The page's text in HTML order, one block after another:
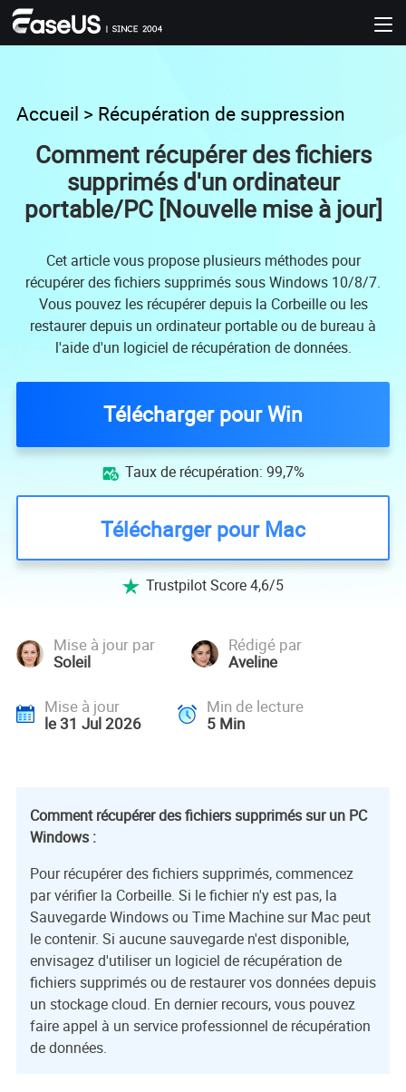
Accueil > Récupération de suppression
Comment récupérer des fichiers
supprimés d'un ordinateur
portable/PC [Nouvelle mise à jour]
Cet article vous propose plusieurs méthodes pour
récupérer des fichiers supprimés sous Windows 10/8/7.
Vous pouvez les récupérer depuis la Corbeille ou les
restaurer depuis un ordinateur portable ou de bureau à
l'aide d'un logiciel de récupération de données.
Télécharger pour Win
 Taux de récupération: 99,7%
Télécharger pour Mac
 Trustpilot Score 4,6/5
Mise à jour par
Soleil
Rédigé par
Aveline
Mise à jour
le 31 Jul 2026
Min de lecture
5Min
Comment récupérer des fichiers supprimés sur un PC
Windows :
Pour récupérer des fichiers supprimés, commencez
par vérifier la Corbeille. Si le fichier n'y est pas, la
Sauvegarde Windows ou Time Machine sur Mac peut
le contenir. Si aucune sauvegarde n'est disponible,
envisagez d'utiliser un logiciel de récupération de
fichiers supprimés ou de restaurer vos données depuis
un stockage cloud. En dernier recours, vous pouvez
faire appel à un service professionnel de récupération
de données.